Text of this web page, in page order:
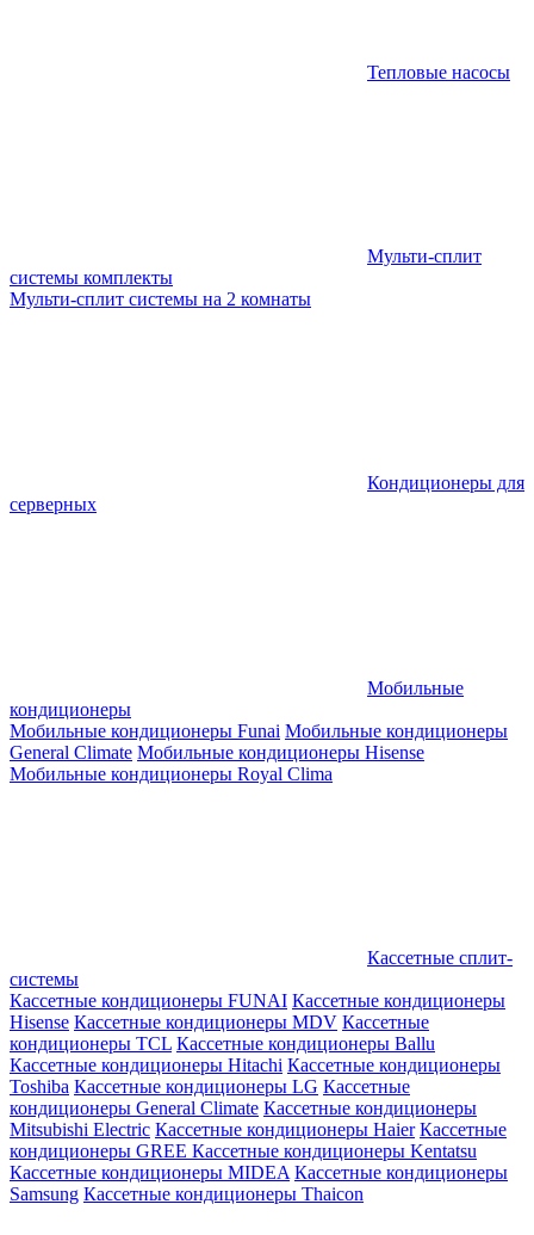
Тепловые насосы
Мульти-сплит
системы комплекты
Мульти-сплит системы на 2 комнаты
Кондиционеры для
серверных
Мобильные
кондиционеры
Мобильные кондиционеры Funai Мобильные кондиционеры
General Climate Мобильные кондиционеры Hisense
Мобильные кондиционеры Royal Clima
Кассетные сплит-
системы
Кассетные кондиционеры FUNAI Кассетные кондиционеры
Hisense Кассетные кондиционеры MDV Кассетные
кондиционеры TCL Кассетные кондиционеры Ballu
Кассетные кондиционеры Hitachi Кассетные кондиционеры
Toshiba Кассетные кондиционеры LG Кассетные
кондиционеры General Climate Кассетные кондиционеры
Mitsubishi Electric Кассетные кондиционеры Haier Кассетные
кондиционеры GREE Кассетные кондиционеры Kentatsu
Кассетные кондиционеры MIDEA Кассетные кондиционеры
Samsung Кассетные кондиционеры Thaicon